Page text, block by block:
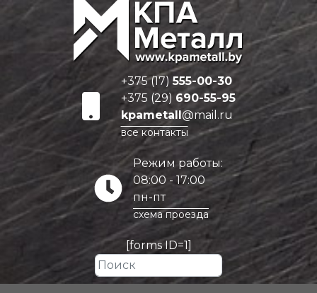
+375 (17)555-00-30
+375 (29) 690-55-95
kpametall@mail.ru
все контакты
Режим работы:
08:00 - 17:00
пн-пт
схема проезда
[forms ID=1]